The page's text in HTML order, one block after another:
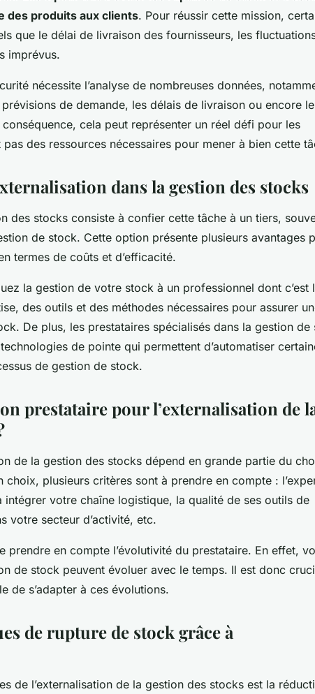
des produits aux clients. Pour réussir cette mission,
que le délai de livraison des fournisseurs, les
imprévus.
nécessite l’analyse de nombreuses données,
de demande, les délais de livraison ou encore
cela peut représenter un réel défi pour les
des ressources nécessaires pour mener à bien cette
dans la gestion des stocks
des stocks consiste à confier cette tâche à un tiers,
de stock. Cette option présente plusieurs avantages
termes de coûts et d’efficacité.
la gestion de votre stock à un professionnel dont c’est
des outils et des méthodes nécessaires pour assurer
De plus, les prestataires spécialisés dans la gestion de
de pointe qui permettent d’automatiser
de gestion de stock.
prestataire pour l’externalisation de
de la gestion des stocks dépend en grande partie du
choix, plusieurs critères sont à prendre en compte :
intégrer votre chaîne logistique, la qualité de ses outils de
votre secteur d’activité, etc.
prendre en compte l’évolutivité du prestataire. En effet,
de stock peuvent évoluer avec le temps. Il est donc
de s’adapter à ces évolutions.
de rupture de stock grâce à
de l’externalisation de la gestion des stocks est la